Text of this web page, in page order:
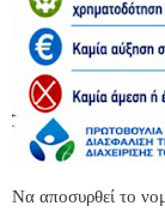
Να αποσυρθεί το